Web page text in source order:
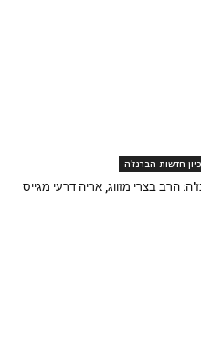
חדשות הברנז'ה
הרב בצרי מזווג, אריה דרעי מגייס